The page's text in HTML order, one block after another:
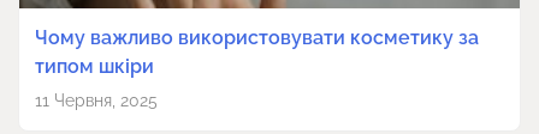
Чому важливо використовувати косметику за
типом шкіри
11 Червня, 2025